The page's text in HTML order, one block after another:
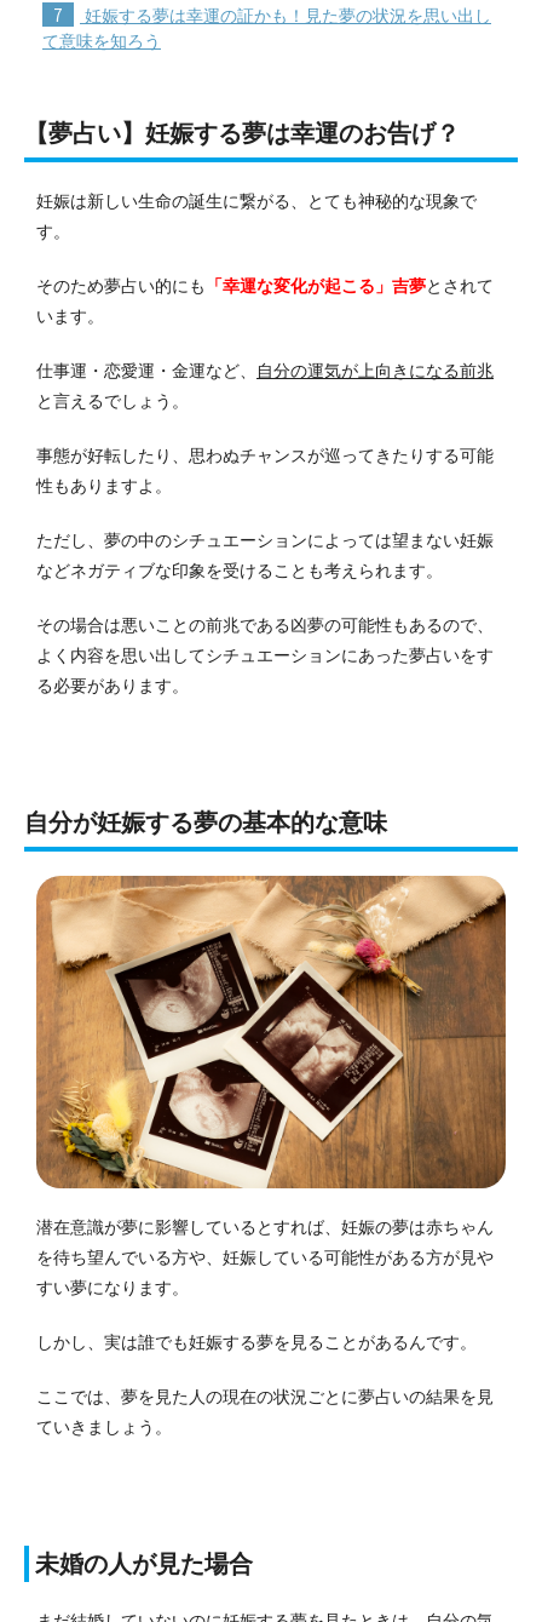
7
妊娠する夢は幸運の証かも！見た夢の状況を思い出し
て意味を知ろう
【夢占い】妊娠する夢は幸運のお告げ？
妊娠は新しい生命の誕生に繋がる、とても神秘的な現象で
す。
そのため夢占い的にも 「幸運な変化が起こる」吉夢とされて
います。
仕事運・恋愛運・金運など、
自分の運気が上向きになる前兆
と言えるでしょう。
事態が好転したり、思わぬチャンスが巡ってきたりする可能
性もありますよ。
ただし、夢の中のシチュエーションによっては望まない妊娠
などネガティブな印象を受けることも考えられます。
その場合は悪いことの前兆である凶夢の可能性もあるので、
よく内容を思い出してシチュエーションにあった夢占いをす
る必要があります。
自分が妊娠する夢の基本的な意味
潜在意識が夢に影響しているとすれば、妊娠の夢は赤ちゃん
を待ち望んでいる方や、妊娠している可能性がある方が見や
すい夢になります。
しかし、実は誰でも妊娠する夢を見ることがあるんです。
ここでは、夢を見た人の現在の状況ごとに夢占いの結果を見
ていきましょう。
未婚の人が見た場合